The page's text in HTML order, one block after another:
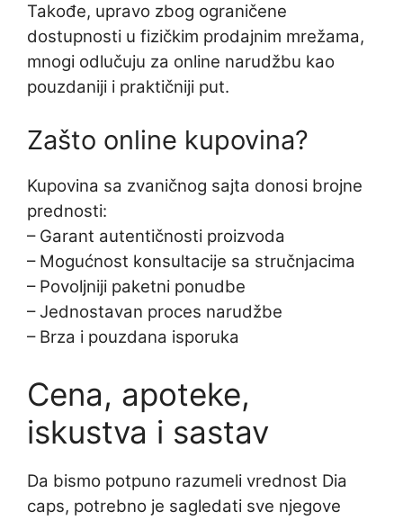
Takođe, upravo zbog ograničene
dostupnosti u fizičkim prodajnim mrežama,
mnogi odlučuju za online narudžbu kao
pouzdaniji i praktičniji put.
Zašto online kupovina?
Kupovina sa zvaničnog sajta donosi brojne
prednosti:
– Garant autentičnosti proizvoda
– Mogućnost konsultacije sa stručnjacima
– Povoljniji paketni ponudbe
– Jednostavan proces narudžbe
– Brza i pouzdana isporuka
Cena, apoteke,
iskustva i sastav
Da bismo potpuno razumeli vrednost Dia
caps, potrebno je sagledati sve njegove